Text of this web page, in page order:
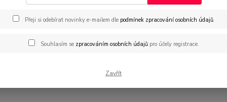
Přeji si odebírat novinky e-mailem dle podmínek zpracování osobních údajů.
Souhlasím se zpracováním osobních údajůpro účely registrace.
Zavřít